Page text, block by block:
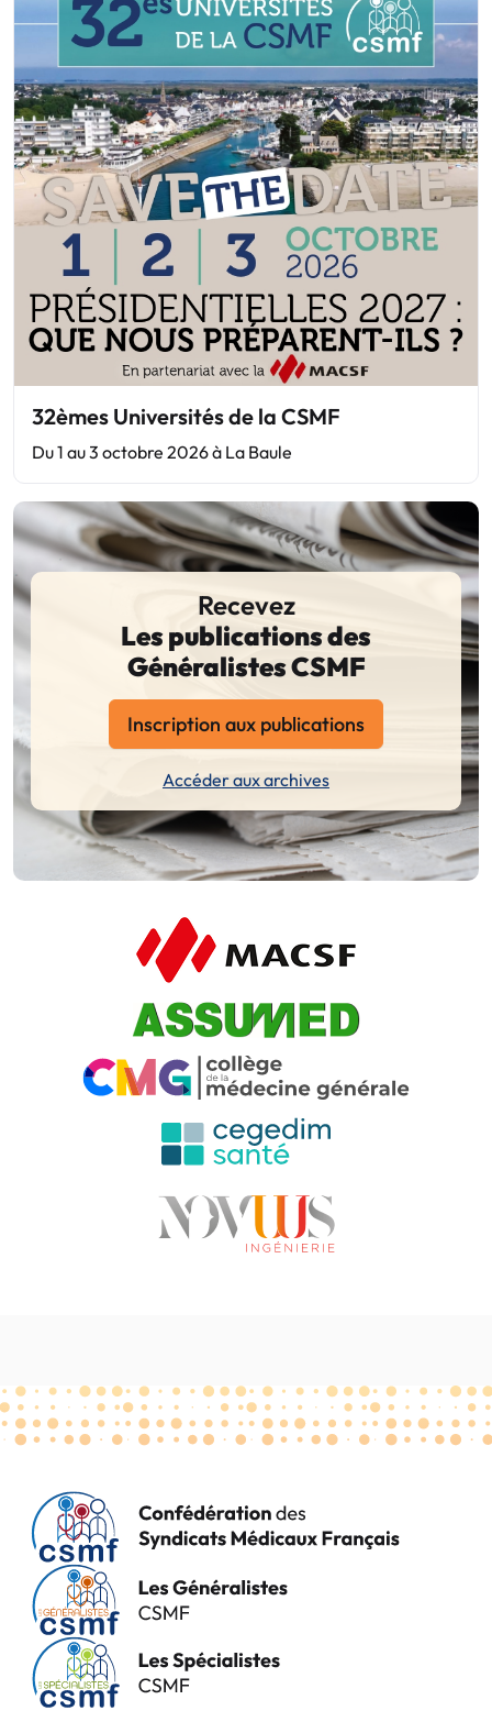
32èmes Universités de la CSMF
Du 1 au 3 octobre 2026 à La Baule
Recevez
Les publications des
Généralistes CSMF
Inscription aux publications
Accéder aux archives